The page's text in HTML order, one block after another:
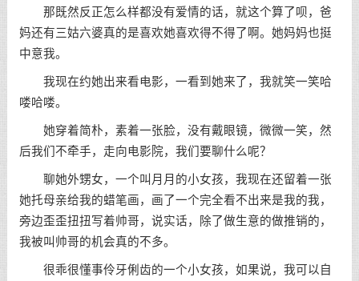
那既然反正怎么样都没有爱情的话，就这个算了呗，爸
妈还有三姑六婆真的是喜欢她喜欢得不得了啊。她妈妈也挺
中意我。
我现在约她出来看电影，一看到她来了，我就笑一笑哈
喽哈喽。
她穿着简朴，素着一张脸，没有戴眼镜，微微一笑，然
后我们不牵手，走向电影院，我们要聊什么呢？
聊她外甥女，一个叫月月的小女孩，我现在还留着一张
她托母亲给我的蜡笔画，画了一个完全看不出来是我的我，
旁边歪歪扭扭写着帅哥，说实话，除了做生意的做推销的，
我被叫帅哥的机会真的不多。
很乖很懂事伶牙俐齿的一个小女孩，如果说，我可以自